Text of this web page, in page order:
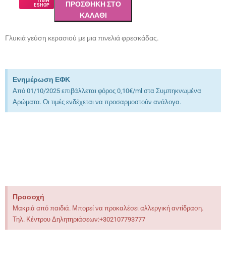
ESHOP
ΠΡΟΣΘΉΚΗ ΣΤΟ
ΚΑΛΆΘΙ
Γλυκιά γεύση κερασιού με μια πινελιά φρεσκάδας.
Ενημέρωση ΕΦΚ
Από 01/10/2025 επιβάλλεται φόρος 0,10€/ml στα Συμπηκνωμένα
Αρώματα. Οι τιμές ενδέχεται να προσαρμοστούν ανάλογα.
Προσοχή
Μακριά από παιδιά. Μπορεί να προκαλέσει αλλεργική αντίδραση.
Τηλ. Κέντρου Δηλητηριάσεων:+302107793777